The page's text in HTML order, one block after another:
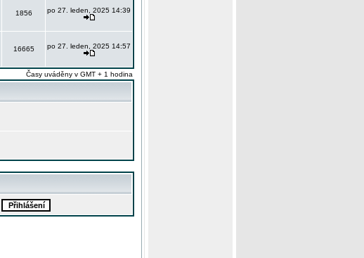
1856 po 27. leden, 2025 14:39
16665 po 27. leden, 2025 14:57
Časy uváděny v GMT + 1 hodina